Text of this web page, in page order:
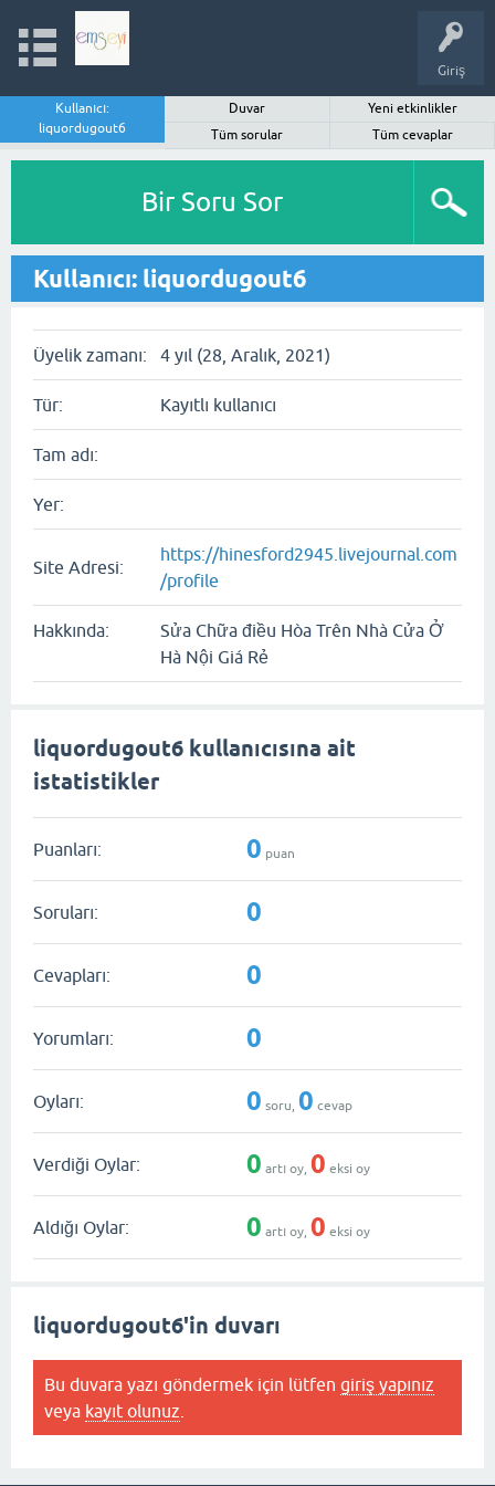
Giriş
Kullanıcı:
liquordugout6
Duvar
Yeni etkinlikler
Tüm sorular
Tüm cevaplar
Bir Soru Sor
Kullanıcı: liquordugout6
Üyelik zamanı: 4 yıl (28, Aralık, 2021)
Tür: Kayıtlı kullanıcı
Tam adı:
Yer:
Site Adresi:
https://hinesford2945.livejournal.com
/profile
Hakkında:
Sửa Chữa điều Hòa Trên Nhà Cửa Ở
Hà Nội Giá Rẻ
liquordugout6 kullanıcısına ait
istatistikler
Puanları: 0 puan
Soruları: 0
Cevapları: 0
Yorumları: 0
Oyları: 0 soru, 0 cevap
Verdiği Oylar: 0 artı oy, 0 eksi oy
Aldığı Oylar: 0 artı oy, 0 eksi oy
liquordugout6'in duvarı
Bu duvara yazı göndermek için lütfen giriş yapınız
veya kayıt olunuz